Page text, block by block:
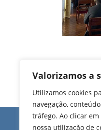
Valorizamos a
Utilizamos cookies
navegação,
tráfego. Ao clicar em
nossa utilização de